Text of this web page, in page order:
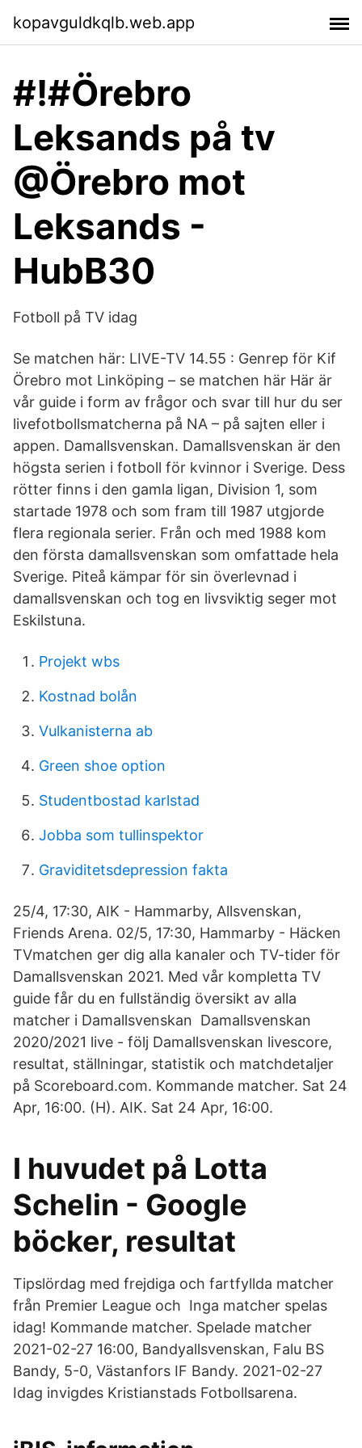
kopavguldkqlb.web.app
#!#Örebro
Leksands på tv
@Örebro mot
Leksands -
HubB30
Fotboll på TV idag
Se matchen här: LIVE-TV 14.55 : Genrep för Kif
Örebro mot Linköping – se matchen här Här är
vår guide i form av frågor och svar till hur du ser
livefotbollsmatcherna på NA – på sajten eller i
appen. Damallsvenskan. Damallsvenskan är den
högsta serien i fotboll för kvinnor i Sverige. Dess
rötter finns i den gamla ligan, Division 1, som
startade 1978 och som fram till 1987 utgjorde
flera regionala serier. Från och med 1988 kom
den första damallsvenskan som omfattade hela
Sverige. Piteå kämpar för sin överlevnad i
damallsvenskan och tog en livsviktig seger mot
Eskilstuna.
Projekt wbs
Kostnad bolån
Vulkanisterna ab
Green shoe option
Studentbostad karlstad
Jobba som tullinspektor
Graviditetsdepression fakta
25/4, 17:30, AIK - Hammarby, Allsvenskan,
Friends Arena. 02/5, 17:30, Hammarby - Häcken
TVmatchen ger dig alla kanaler och TV-tider för
Damallsvenskan 2021. Med vår kompletta TV
guide får du en fullständig översikt av alla
matcher i Damallsvenskan Damallsvenskan
2020/2021 live - följ Damallsvenskan livescore,
resultat, ställningar, statistik och matchdetaljer
på Scoreboard.com. Kommande matcher. Sat 24
Apr, 16:00. (H). AIK. Sat 24 Apr, 16:00.
I huvudet på Lotta
Schelin - Google
böcker, resultat
Tipslördag med frejdiga och fartfyllda matcher
från Premier League och Inga matcher spelas
idag! Kommande matcher. Spelade matcher
2021-02-27 16:00, Bandyallsvenskan, Falu BS
Bandy, 5-0, Västanfors IF Bandy. 2021-02-27
Idag invigdes Kristianstads Fotbollsarena.